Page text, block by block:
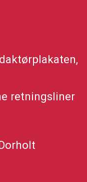
retningsliner